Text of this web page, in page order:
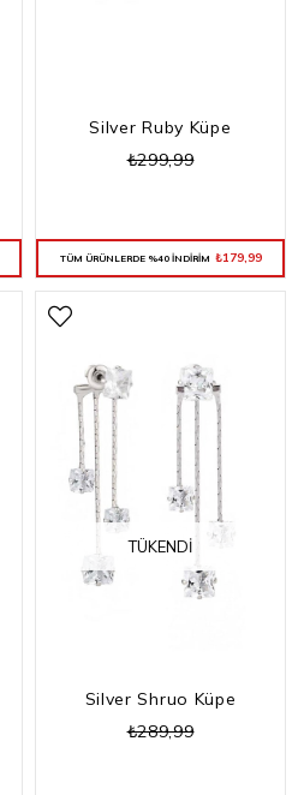
Silver Ruby Küpe
₺299,99
TÜM ÜRÜNLERDE %40 İNDİRİM ₺179,99
TÜKENDI
Silver Shruo Küpe
₺289,99